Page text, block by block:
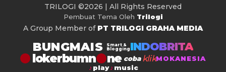
TRILOGI ©2026 | All Rights Reserved
Pembuat Tema Oleh Trilogi
A Group Member of PT TRILOGI GRAHA MEDIA
BUNGMAIS
Smart &
Blogging INDOBRITA
lokerbumn coba klikMOKANESIA
play
music